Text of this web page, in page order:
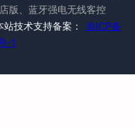
版、蓝牙强电无线客控
技术支持备案：
渝ICP备
-1